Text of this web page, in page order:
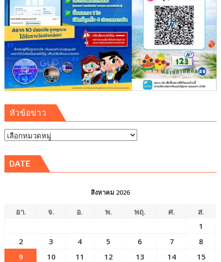
หัวข้อข่าว
หัวข้อ
DATE
สิงหาคม 2026
อา. จ. อ. พ. พฤ. ศ.
ส.
1
2
3 4 5 6 7
8
9
10 11 12 13 14
15